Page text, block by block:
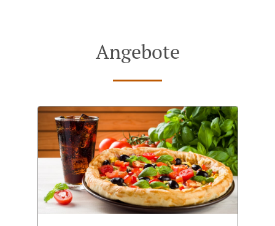
Angebote